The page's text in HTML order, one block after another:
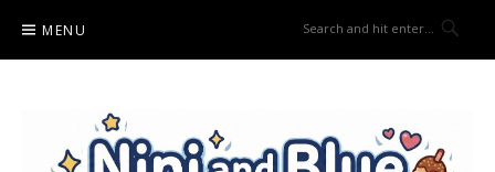
content
MENU